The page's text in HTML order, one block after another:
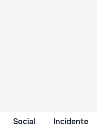
Social Incidente